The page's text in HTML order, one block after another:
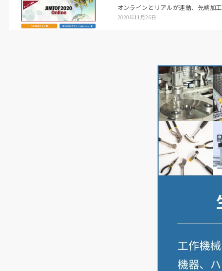
オンラインとリアルが連動、先端加
2020年11月26日